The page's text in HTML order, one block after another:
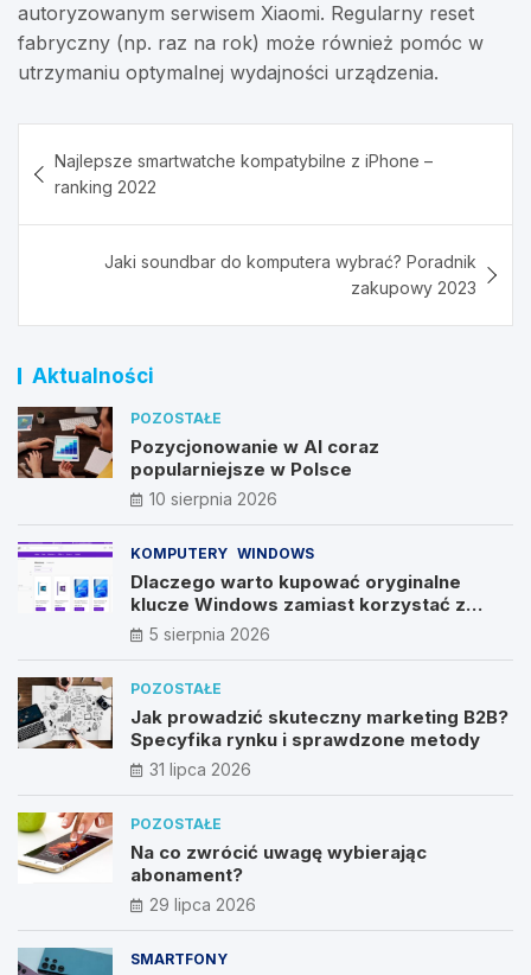
autoryzowanym serwisem Xiaomi. Regularny reset
fabryczny (np. raz na rok) może również pomóc w
utrzymaniu optymalnej wydajności urządzenia.
wpisu
Najlepsze smartwatche kompatybilne z iPhone –
ranking 2022
Jaki soundbar do komputera wybrać? Poradnik
zakupowy 2023
Aktualności
POZOSTAŁE
Pozycjonowanie w AI coraz
popularniejsze w Polsce
10 sierpnia 2026
KOMPUTERY WINDOWS
Dlaczego warto kupować oryginalne
klucze Windows zamiast korzystać z
nieautoryzowanych źródeł?
5 sierpnia 2026
POZOSTAŁE
Jak prowadzić skuteczny marketing B2B?
Specyfika rynku i sprawdzone metody
31 lipca 2026
POZOSTAŁE
Na co zwrócić uwagę wybierając
abonament?
29 lipca 2026
SMARTFONY